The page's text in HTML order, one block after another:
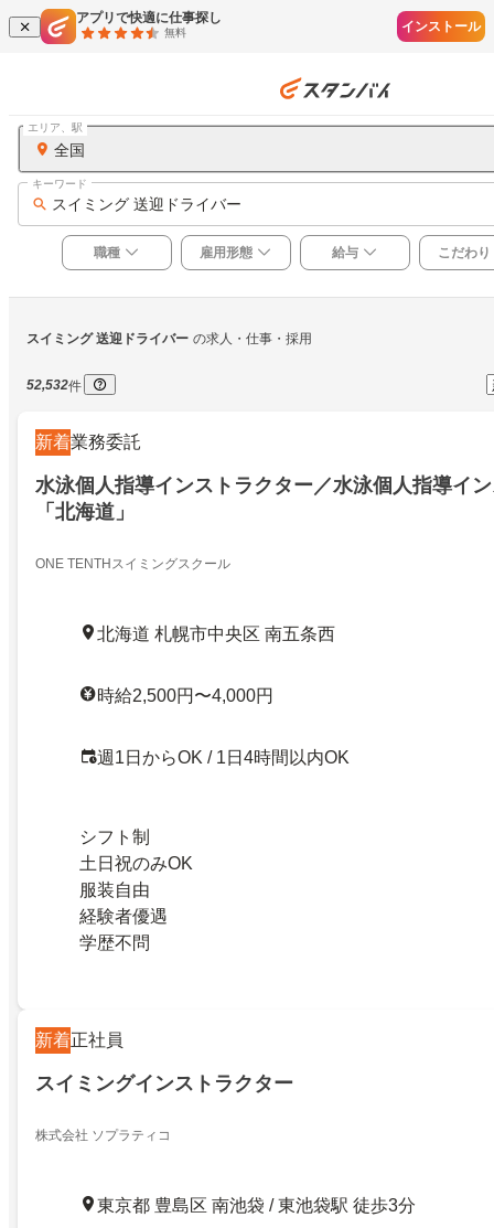
アプリで快適に仕事探し
無料 インストール
全国
エリア、駅
スイミング 送迎ドライバー
キーワード
職種 雇用形態 給与 こだわり
スイミング 送迎ドライバー の求人・仕事・採用
52,532件
新着業務委託
水泳個人指導インストラクター／水泳個人指導イ
「北海道」
ONE TENTHスイミングスクール
北海道 札幌市中央区 南五条西
時給2,500円〜4,000円
週1日からOK / 1日4時間以内OK
シフト制
土日祝のみOK
服装自由
経験者優遇
学歴不問
新着正社員
スイミングインストラクター
株式会社 ソプラティコ
東京都 豊島区 南池袋 / 東池袋駅 徒歩3分